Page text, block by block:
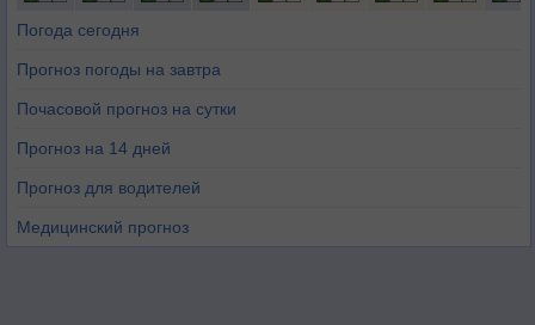
Погода сегодня
Прогноз погоды на завтра
Почасовой прогноз на сутки
Прогноз на 14 дней
Прогноз для водителей
Медицинский прогноз